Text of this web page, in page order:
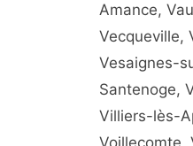
Amance,
Vecqueville,
Vesaignes-
Santenoge,
Villiers-lès-
Voillecomte,